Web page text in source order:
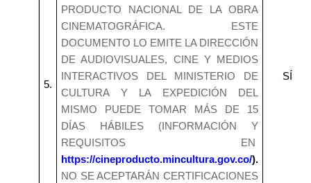
5.
PRODUCTO NACIONAL DE LA OBRA
CINEMATOGRÁFICA. ESTE
DOCUMENTO LO EMITE LA DIRECCIÓN
DE AUDIOVISUALES, CINE Y MEDIOS
INTERACTIVOS DEL MINISTERIO DE
CULTURA Y LA EXPEDICIÓN DEL
MISMO PUEDE TOMAR MÁS DE 15
DÍAS HÁBILES (INFORMACIÓN Y
REQUISITOS EN
https://cineproducto.mincultura.gov.co/).
NO SE ACEPTARÁN CERTIFICACIONES
SÍ